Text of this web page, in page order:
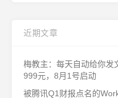
近期文章
梅教主：每天自动给你发
999元，8月1号启动
被腾讯Q1财报点名的